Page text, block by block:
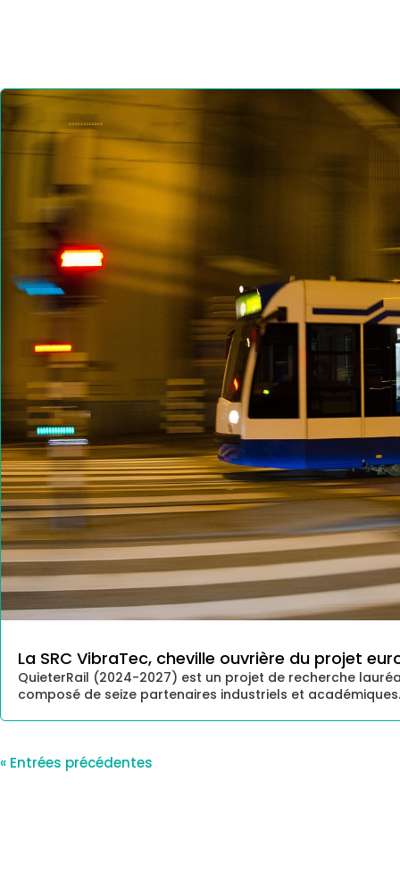
La SRC VibraTec, cheville ouvrière du projet
QuieterRail (2024-2027) est un projet de recherche
composé de seize partenaires industriels et
« Entrées précédentes